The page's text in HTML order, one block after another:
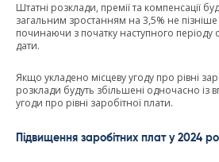
Штатні розклади, премії та компенсації
загальним зростанням на 3,5% не пізніше
починаючи з початку наступного періоду
дати.
Якщо укладено місцеву угоду про рівні
розклади будуть збільшені одночасно із
угоди про рівні заробітної плати.
Підвищення заробітних плат у 2024